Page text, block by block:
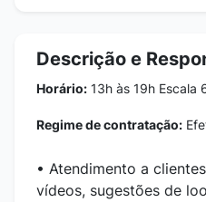
Descrição e
Horário: 13h às 19h Escala
Regime de contratação:
• Atendimento a
vídeos, sugestões de